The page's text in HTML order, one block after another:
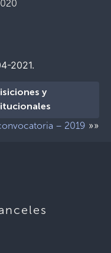
2021.
y
– 2019 »»